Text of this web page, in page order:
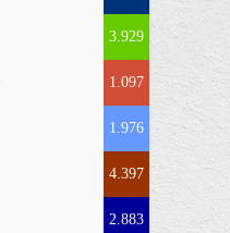
3.929
1.097
1.976
4.397
2.883